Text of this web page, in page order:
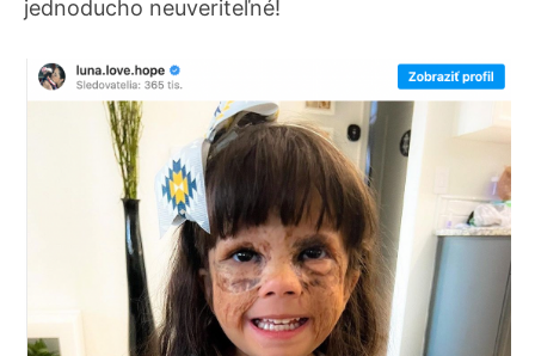
jednoducho neuveriteľné!